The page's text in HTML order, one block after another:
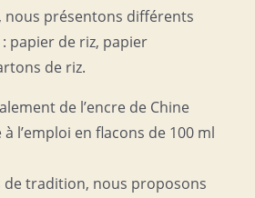
nous présentons différents
papier de riz, papier
de riz.
de l’encre de Chine
l’emploi en flacons de 100 ml
de tradition, nous proposons